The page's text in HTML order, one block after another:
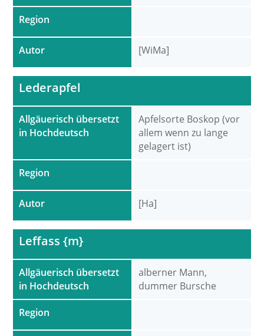
Region
Autor [WiMa]
Allgäuerisch übersetzt
in Hochdeutsch
Region
Autor
Lederapfel
Apfelsorte Boskop (vor
allem wenn zu lange
gelagert ist)
[Ha]
Allgäuerisch übersetzt
in Hochdeutsch
Region
Leffass {m}
alberner Mann,
dummer Bursche